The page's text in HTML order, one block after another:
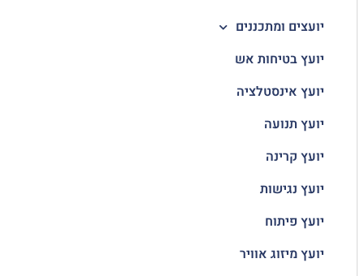
יועצים ומתכננים
יועץ בטיחות אש
יועץ אינסטלציה
יועץ תנועה
יועץ קרינה
יועץ נגישות
יועץ פיתוח
יועץ מיזוג אוויר